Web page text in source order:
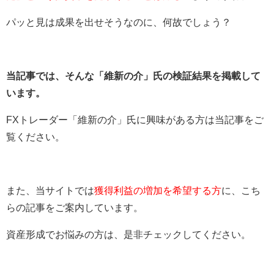
パッと見は成果を出せそうなのに、何故でしょう？
当記事では、そんな「維新の介」氏の検証結果を掲載して
います。
FXトレーダー「維新の介」氏に興味がある方は当記事をご
覧ください。
また、当サイトでは獲得利益の増加を希望する方に、こち
らの記事をご案内しています。
資産形成でお悩みの方は、是非チェックしてください。